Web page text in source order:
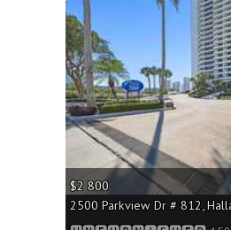
$2 800
2500 Parkview Dr # 812,
More